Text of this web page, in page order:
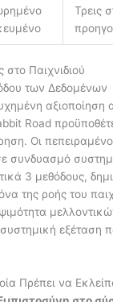
Τρεις
Παιχνιδιού
των Δεδομένων
αξιοποίηση
Road
Οι
συνδυασμό
3 μεθόδους,
της ροής του
εξέταση
Πρέπει να